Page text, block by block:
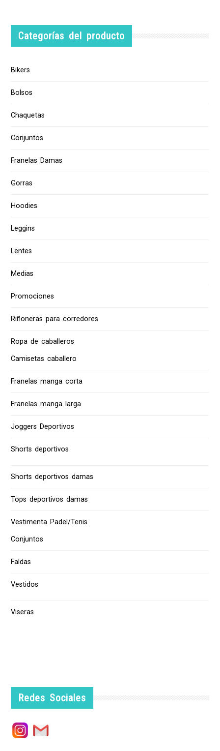
Categorías del producto
Bikers
Bolsos
Chaquetas
Conjuntos
Franelas Damas
Gorras
Hoodies
Leggins
Lentes
Medias
Promociones
Riñoneras para corredores
Ropa de caballeros
Camisetas caballero
Franelas manga corta
Franelas manga larga
Joggers Deportivos
Shorts deportivos
Shorts deportivos damas
Tops deportivos damas
Vestimenta Padel/Tenis
Conjuntos
Faldas
Vestidos
Viseras
Redes Sociales